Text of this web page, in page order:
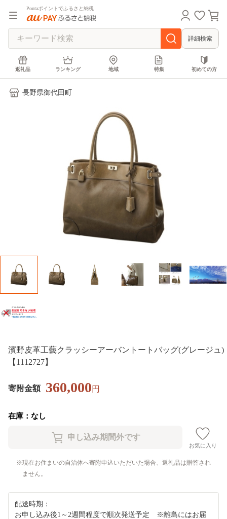
Pontaポイントでふるさと納税
詳細検索
返礼品 ランキング 地域 特集 初めての方
長野県御代田町
濱野皮革工藝クラッシーアーバントートバッグ(グレージュ)
【1112727】
寄附金額 360,000円
在庫：なし
お気に入り
現在お住まいの自治体へ寄附申込いただいた場合、返礼品は贈答され
ません。
配送時期：
お申し込み後1～2週間程度で順次発送予定 ※離島にはお届